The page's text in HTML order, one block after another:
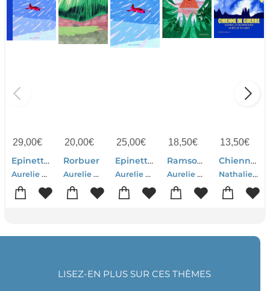
29,00€
Epinette Noire
Aurelie Wilmet
20,00€
Rorbuer
Aurelie Wilmet
25,00€
Epinette Noire
Aurelie Wilmet
18,50€
Ramson & Aki
Aurelie Wilmet
13,50€
Chienne De Guerre
Nathalie Skowronek-Aurelie Wilmet
LISEZ-EN PLUS SUR CES THÈMES